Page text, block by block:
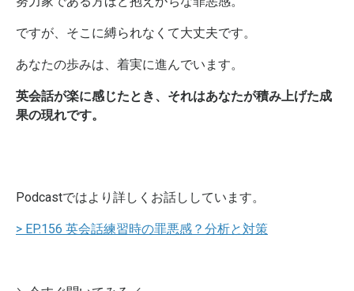
ですが、そこに縛られなくて大丈夫です。
あなたの歩みは、着実に進んでいます。
英会話が楽に感じたとき、それはあなたが積み上げた成
果の現れです。
Podcastではより詳しくお話ししています。
> EP.156 英会話練習時の罪悪感？分析と対策